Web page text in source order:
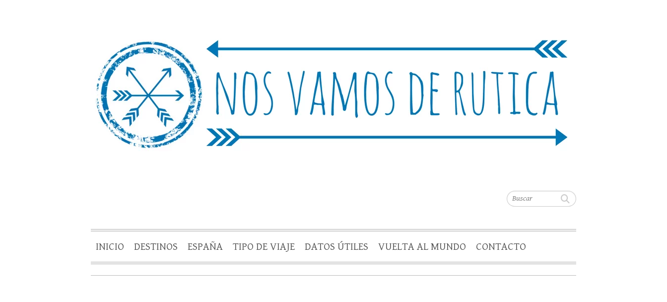
Buscar
Nos Vamos de Rutica
Un blog de viajes donde se comparte experiencias, trucos y consejos.
INICIO DESTINOS ESPAÑA TIPO DE VIAJE DATOS ÚTILES VUELTA AL MUNDO CONTACTO